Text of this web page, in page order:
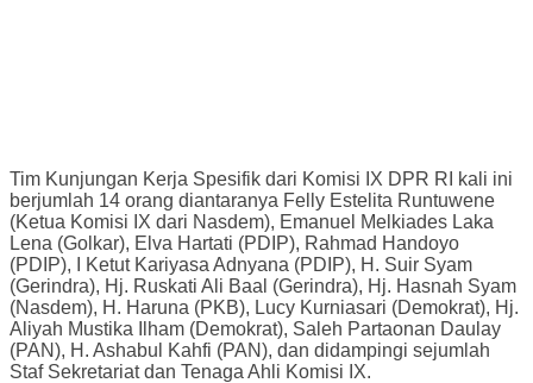
Tim Kunjungan Kerja Spesifik dari Komisi IX DPR RI kali ini
berjumlah 14 orang diantaranya Felly Estelita Runtuwene
(Ketua Komisi IX dari Nasdem), Emanuel Melkiades Laka
Lena (Golkar), Elva Hartati (PDIP), Rahmad Handoyo
(PDIP), I Ketut Kariyasa Adnyana (PDIP), H. Suir Syam
(Gerindra), Hj. Ruskati Ali Baal (Gerindra), Hj. Hasnah Syam
(Nasdem), H. Haruna (PKB), Lucy Kurniasari (Demokrat), Hj.
Aliyah Mustika Ilham (Demokrat), Saleh Partaonan Daulay
(PAN), H. Ashabul Kahfi (PAN), dan didampingi sejumlah
Staf Sekretariat dan Tenaga Ahli Komisi IX.